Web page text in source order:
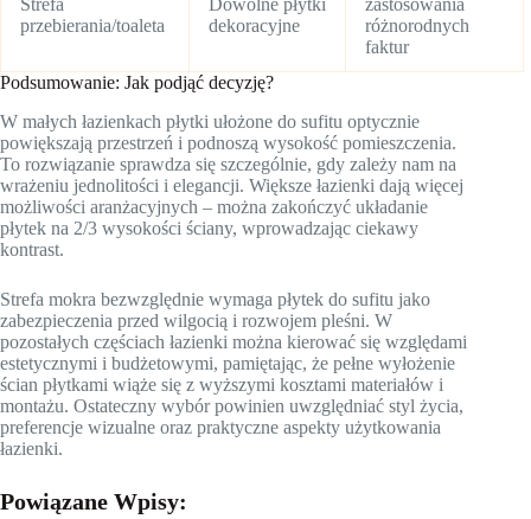
Strefa
przebierania/toaleta
Dowolne płytki
dekoracyjne
zastosowania
różnorodnych
faktur
Podsumowanie: Jak podjąć decyzję?
W małych łazienkach płytki ułożone do sufitu optycznie
powiększają przestrzeń i podnoszą wysokość pomieszczenia.
To rozwiązanie sprawdza się szczególnie, gdy zależy nam na
wrażeniu jednolitości i elegancji. Większe łazienki dają więcej
możliwości aranżacyjnych – można zakończyć układanie
płytek na 2/3 wysokości ściany, wprowadzając ciekawy
kontrast.
Strefa mokra bezwzględnie wymaga płytek do sufitu jako
zabezpieczenia przed wilgocią i rozwojem pleśni. W
pozostałych częściach łazienki można kierować się względami
estetycznymi i budżetowymi, pamiętając, że pełne wyłożenie
ścian płytkami wiąże się z wyższymi kosztami materiałów i
montażu. Ostateczny wybór powinien uwzględniać styl życia,
preferencje wizualne oraz praktyczne aspekty użytkowania
łazienki.
Powiązane Wpisy: